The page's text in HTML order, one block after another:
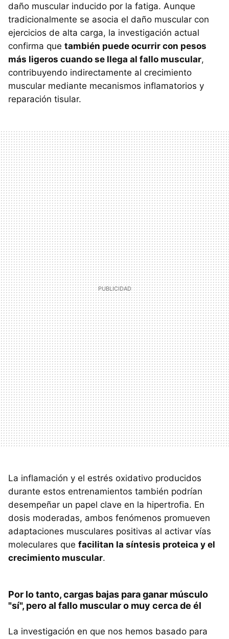
daño muscular inducido por la fatiga. Aunque
tradicionalmente se asocia el daño muscular con
ejercicios de alta carga, la investigación actual
confirma que también puede ocurrir con pesos
más ligeros cuando se llega al fallo muscular,
contribuyendo indirectamente al crecimiento
muscular mediante mecanismos inflamatorios y
reparación tisular.
La inflamación y el estrés oxidativo producidos
durante estos entrenamientos también podrían
desempeñar un papel clave en la hipertrofia. En
dosis moderadas, ambos fenómenos promueven
adaptaciones musculares positivas al activar vías
moleculares que facilitan la síntesis proteica y el
crecimiento muscular.
Por lo tanto, cargas bajas para ganar músculo
"sí", pero al fallo muscular o muy cerca de él
La investigación en que nos hemos basado para